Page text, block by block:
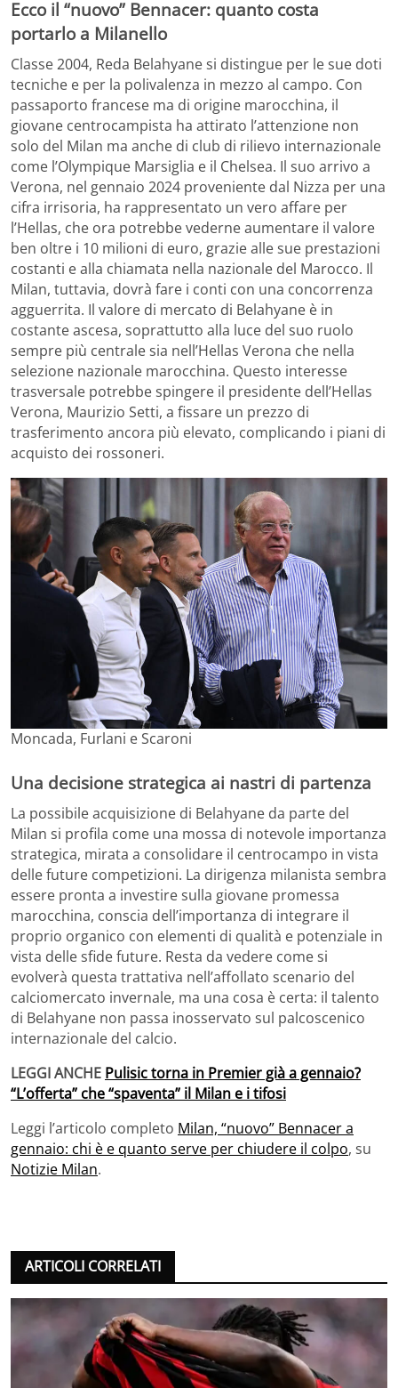
Ecco il “nuovo” Bennacer: quanto costa
portarlo a Milanello
Classe 2004, Reda Belahyane si distingue per le sue doti
tecniche e per la polivalenza in mezzo al campo. Con
passaporto francese ma di origine marocchina, il
giovane centrocampista ha attirato l’attenzione non
solo del Milan ma anche di club di rilievo internazionale
come l’Olympique Marsiglia e il Chelsea. Il suo arrivo a
Verona, nel gennaio 2024 proveniente dal Nizza per una
cifra irrisoria, ha rappresentato un vero affare per
l’Hellas, che ora potrebbe vederne aumentare il valore
ben oltre i 10 milioni di euro, grazie alle sue prestazioni
costanti e alla chiamata nella nazionale del Marocco. Il
Milan, tuttavia, dovrà fare i conti con una concorrenza
agguerrita. Il valore di mercato di Belahyane è in
costante ascesa, soprattutto alla luce del suo ruolo
sempre più centrale sia nell’Hellas Verona che nella
selezione nazionale marocchina. Questo interesse
trasversale potrebbe spingere il presidente dell’Hellas
Verona, Maurizio Setti, a fissare un prezzo di
trasferimento ancora più elevato, complicando i piani di
acquisto dei rossoneri.
Moncada, Furlani e Scaroni
Una decisione strategica ai nastri di partenza
La possibile acquisizione di Belahyane da parte del
Milan si profila come una mossa di notevole importanza
strategica, mirata a consolidare il centrocampo in vista
delle future competizioni. La dirigenza milanista sembra
essere pronta a investire sulla giovane promessa
marocchina, conscia dell’importanza di integrare il
proprio organico con elementi di qualità e potenziale in
vista delle sfide future. Resta da vedere come si
evolverà questa trattativa nell’affollato scenario del
calciomercato invernale, ma una cosa è certa: il talento
di Belahyane non passa inosservato sul palcoscenico
internazionale del calcio.
LEGGI ANCHE Pulisic torna in Premier già a gennaio?
“L’offerta” che “spaventa” il Milan e i tifosi
Leggi l’articolo completo Milan, “nuovo” Bennacer a
gennaio: chi è e quanto serve per chiudere il colpo, su
Notizie Milan.
ARTICOLI CORRELATI